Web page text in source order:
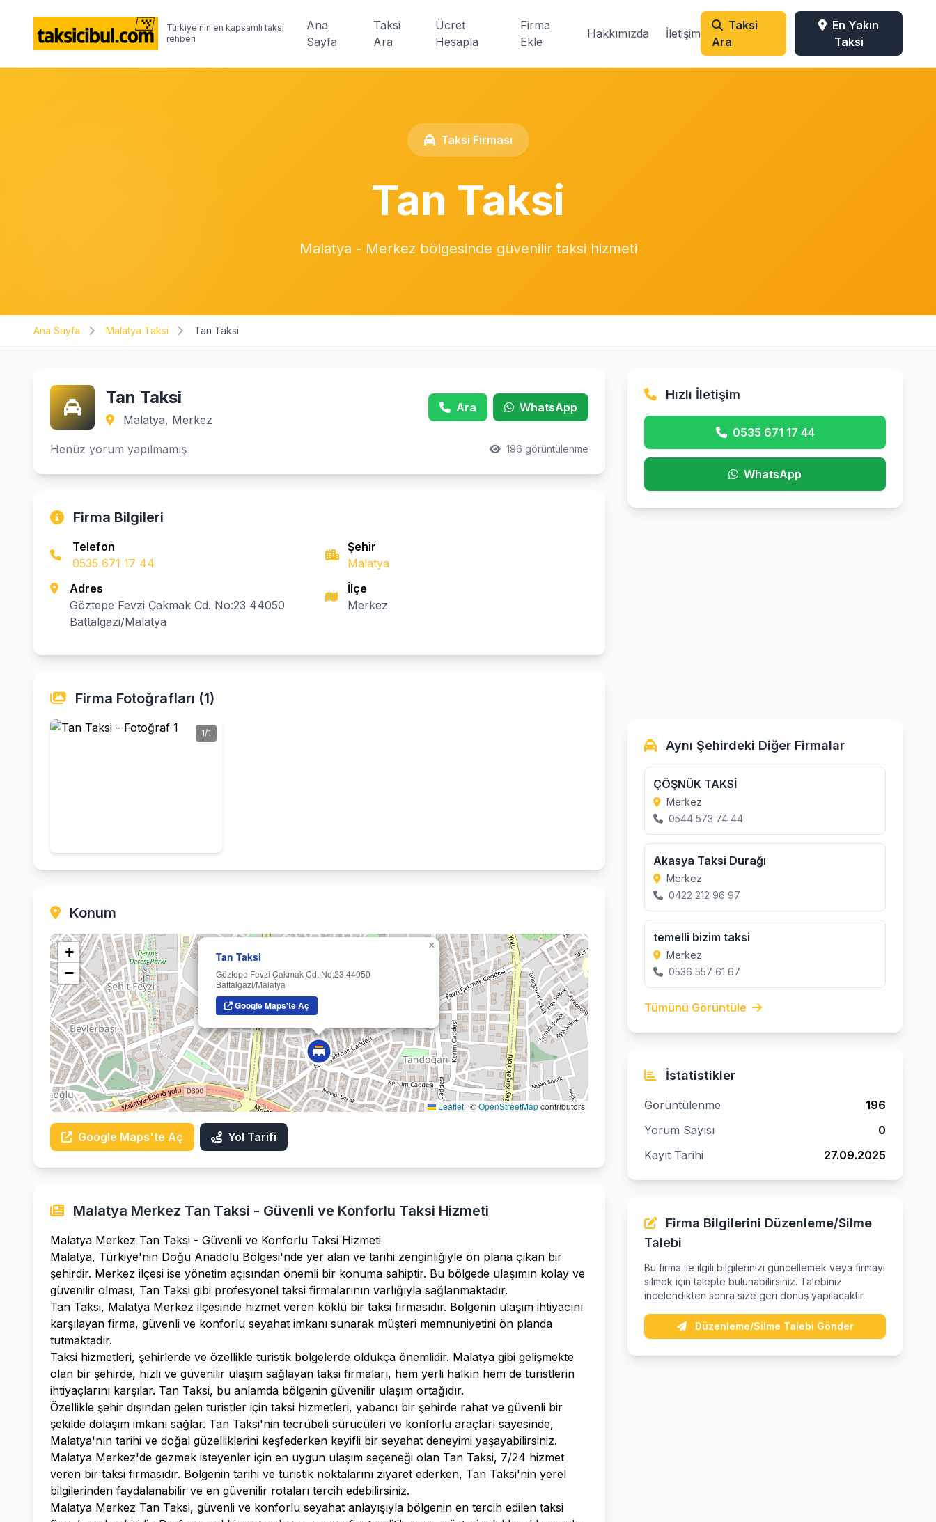
Türkiye'nin en kapsamlı taksi
rehberi
Ana
Sayfa
Taksi
Ara
Ücret
Hesapla
Firma
Ekle
Hakkımızda İletişim
Taksi
Ara
En Yakın
Taksi
Taksi Firması
Tan Taksi
Malatya - Merkez bölgesinde güvenilir taksi hizmeti
Ana Sayfa Malatya Taksi Tan Taksi
Tan Taksi
Malatya, Merkez
Ara WhatsApp
Henüz yorum yapılmamış 196 görüntülenme
Firma Bilgileri
Telefon
0535 671 17 44
Adres
Göztepe Fevzi Çakmak Cd. No:23 44050
Battalgazi/Malatya
Şehir
Malatya
İlçe
Merkez
Firma Fotoğrafları (1)
1/1
Konum
Tan Taksi
Göztepe Fevzi Çakmak Cd. No:23 44050
Battalgazi/Malatya
Google Maps'te Aç
×
+
−
Leaflet | ©OpenStreetMapcontributors
Google Maps'te Aç Yol Tarifi
Malatya Merkez Tan Taksi - Güvenli ve Konforlu Taksi Hizmeti
Malatya Merkez Tan Taksi - Güvenli ve Konforlu Taksi Hizmeti
Malatya, Türkiye'nin Doğu Anadolu Bölgesi'nde yer alan ve tarihi zenginliğiyle ön plana çıkan bir
şehirdir. Merkez ilçesi ise yönetim açısından önemli bir konuma sahiptir. Bu bölgede ulaşımın kolay ve
güvenilir olması, Tan Taksi gibi profesyonel taksi firmalarının varlığıyla sağlanmaktadır.
Tan Taksi, Malatya Merkez ilçesinde hizmet veren köklü bir taksi firmasıdır. Bölgenin ulaşım ihtiyacını
karşılayan firma, güvenli ve konforlu seyahat imkanı sunarak müşteri memnuniyetini ön planda
tutmaktadır.
Taksi hizmetleri, şehirlerde ve özellikle turistik bölgelerde oldukça önemlidir. Malatya gibi gelişmekte
olan bir şehirde, hızlı ve güvenilir ulaşım sağlayan taksi firmaları, hem yerli halkın hem de turistlerin
ihtiyaçlarını karşılar. Tan Taksi, bu anlamda bölgenin güvenilir ulaşım ortağıdır.
Özellikle şehir dışından gelen turistler için taksi hizmetleri, yabancı bir şehirde rahat ve güvenli bir
şekilde dolaşım imkanı sağlar. Tan Taksi'nin tecrübeli sürücüleri ve konforlu araçları sayesinde,
Malatya'nın tarihi ve doğal güzelliklerini keşfederken keyifli bir seyahat deneyimi yaşayabilirsiniz.
Malatya Merkez'de gezmek isteyenler için en uygun ulaşım seçeneği olan Tan Taksi, 7/24 hizmet
veren bir taksi firmasıdır. Bölgenin tarihi ve turistik noktalarını ziyaret ederken, Tan Taksi'nin yerel
bilgilerinden faydalanabilir ve en güvenilir rotaları tercih edebilirsiniz.
Malatya Merkez Tan Taksi, güvenli ve konforlu seyahat anlayışıyla bölgenin en tercih edilen taksi
Hızlı İletişim
0535 671 17 44
WhatsApp
Aynı Şehirdeki Diğer Firmalar
ÇÖŞNÜK TAKSİ
Merkez
0544 573 74 44
Akasya Taksi Durağı
Merkez
0422 212 96 97
temelli bizim taksi
Merkez
0536 557 61 67
Tümünü Görüntüle
İstatistikler
Görüntülenme
196
Yorum Sayısı
0
Kayıt Tarihi
27.09.2025
Firma Bilgilerini Düzenleme/Silme
Talebi
Bu firma ile ilgili bilgilerinizi güncellemek veya firmayı
silmek için talepte bulunabilirsiniz. Talebiniz
incelendikten sonra size geri dönüş yapılacaktır.
Düzenleme/Silme Talebi Gönder